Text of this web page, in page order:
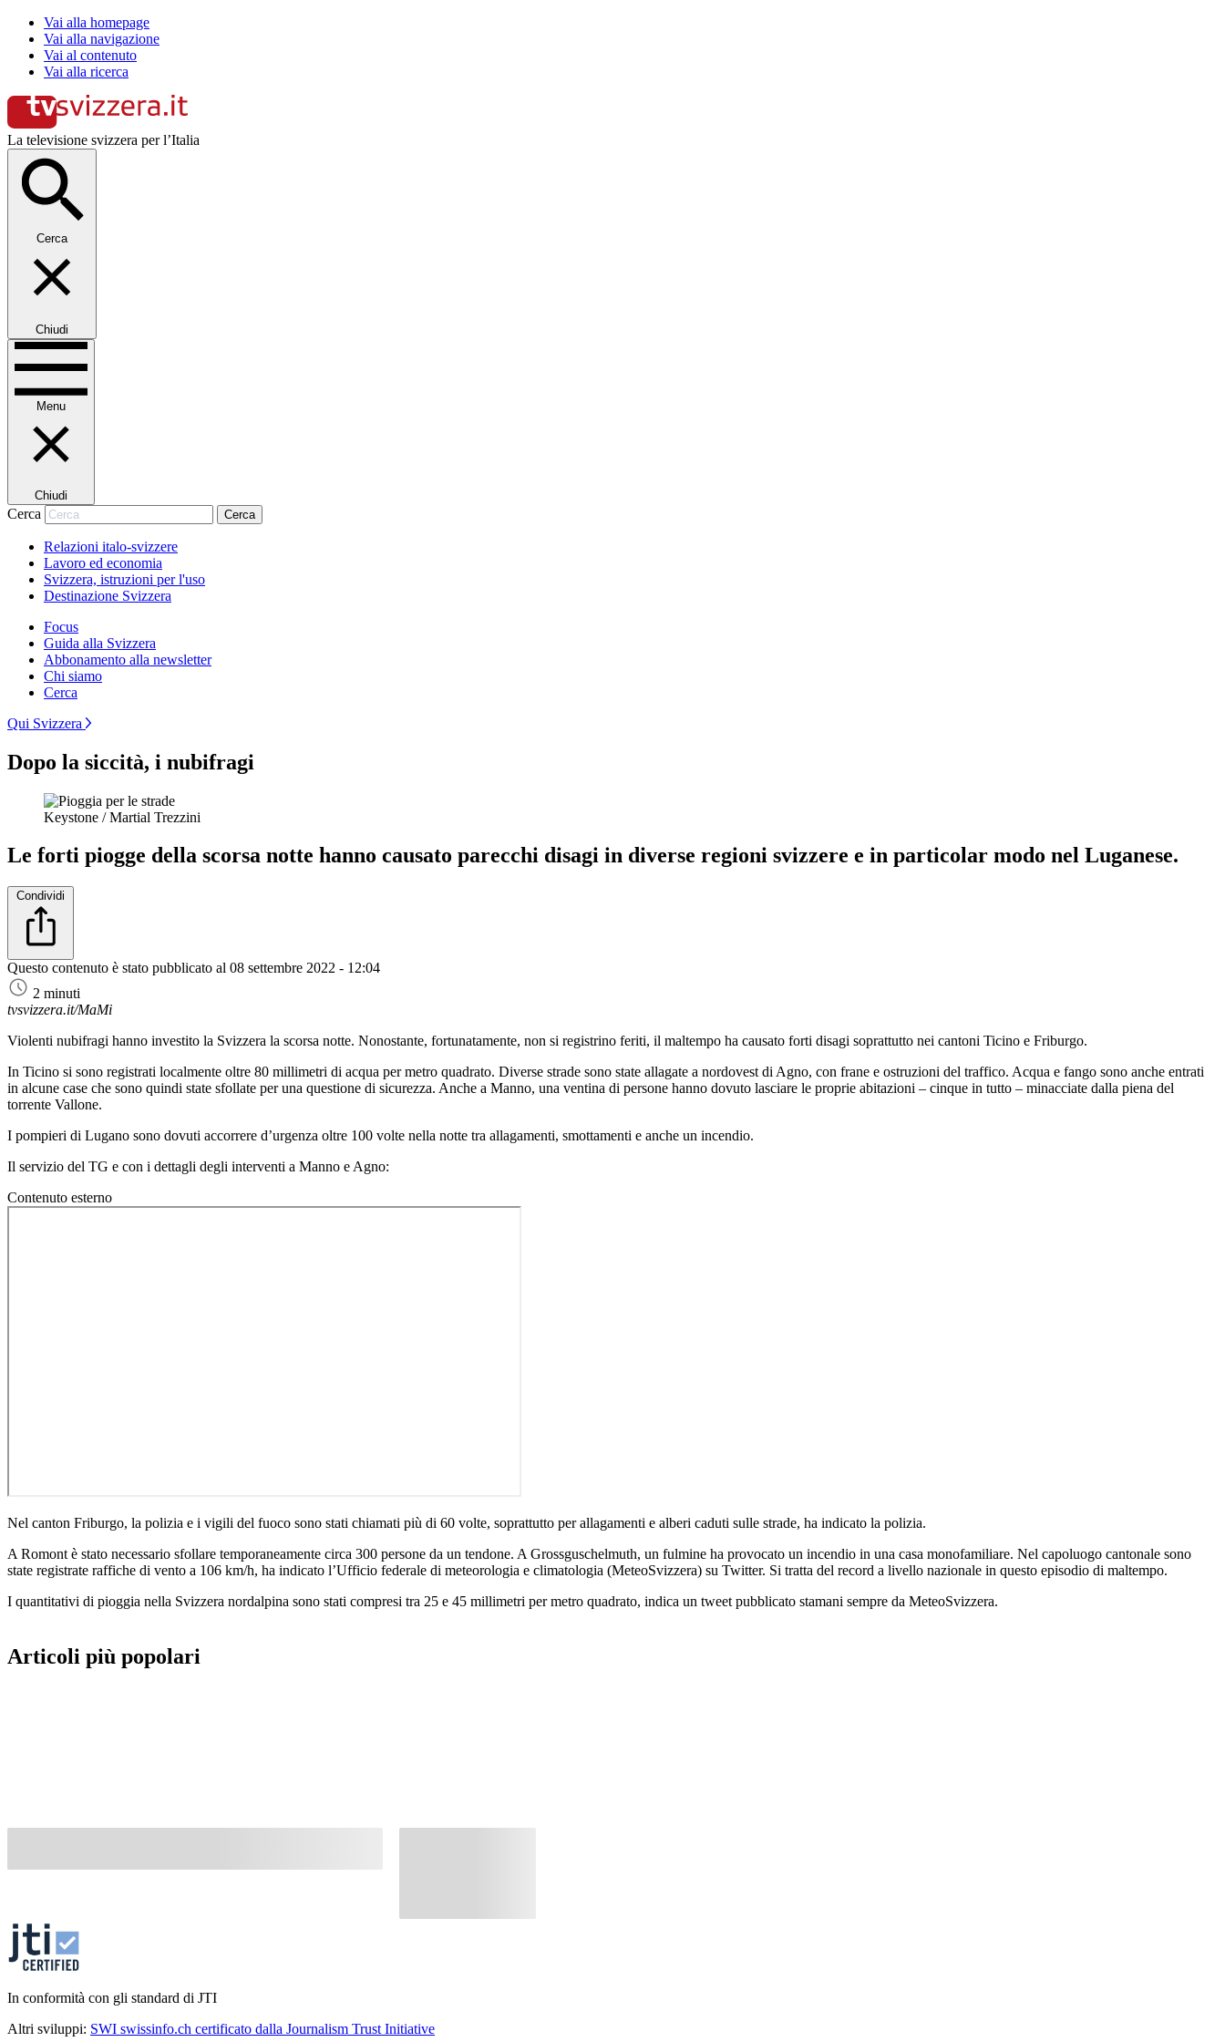
Vai alla homepage
Vai alla navigazione
Vai al contenuto
Vai alla ricerca
La televisione svizzera per l’Italia
Cerca
Chiudi
Menu
Chiudi
Cerca Cerca
Relazioni italo-svizzere
Lavoro ed economia
Svizzera, istruzioni per l'uso
Destinazione Svizzera
Focus
Guida alla Svizzera
Abbonamento alla newsletter
Chi siamo
Cerca
Qui Svizzera
Dopo la siccità, i nubifragi
Keystone / Martial Trezzini
Le forti piogge della scorsa notte hanno causato parecchi disagi in diverse regioni svizzere e in particolar modo nel Luganese.
Condividi
Questo contenuto è stato pubblicato al 08 settembre 2022 - 12:04
2 minuti
tvsvizzera.it/MaMi
Violenti nubifragi hanno investito la Svizzera la scorsa notte. Nonostante, fortunatamente, non si registrino feriti, il maltempo ha causato forti disagi soprattutto nei cantoni Ticino e Friburgo.
In Ticino si sono registrati localmente oltre 80 millimetri di acqua per metro quadrato. Diverse strade sono state allagate a nordovest di Agno, con frane e ostruzioni del traffico. Acqua e fango sono anche entrati
in alcune case che sono quindi state sfollate per una questione di sicurezza. Anche a Manno, una ventina di persone hanno dovuto lasciare le proprie abitazioni – cinque in tutto – minacciate dalla piena del
torrente Vallone.
I pompieri di Lugano sono dovuti accorrere d’urgenza oltre 100 volte nella notte tra allagamenti, smottamenti e anche un incendio.
Il servizio del TG e con i dettagli degli interventi a Manno e Agno:
Contenuto esterno
Nel canton Friburgo, la polizia e i vigili del fuoco sono stati chiamati più di 60 volte, soprattutto per allagamenti e alberi caduti sulle strade, ha indicato la polizia.
A Romont è stato necessario sfollare temporaneamente circa 300 persone da un tendone. A Grossguschelmuth, un fulmine ha provocato un incendio in una casa monofamiliare. Nel capoluogo cantonale sono
state registrate raffiche di vento a 106 km/h, ha indicato l’Ufficio federale di meteorologia e climatologia (MeteoSvizzera) su Twitter. Si tratta del record a livello nazionale in questo episodio di maltempo.
I quantitativi di pioggia nella Svizzera nordalpina sono stati compresi tra 25 e 45 millimetri per metro quadrato, indica un tweet pubblicato stamani sempre da MeteoSvizzera.
Articoli più popolari
In conformità con gli standard di JTI
Altri sviluppi: SWI swissinfo.ch certificato dalla Journalism Trust Initiative